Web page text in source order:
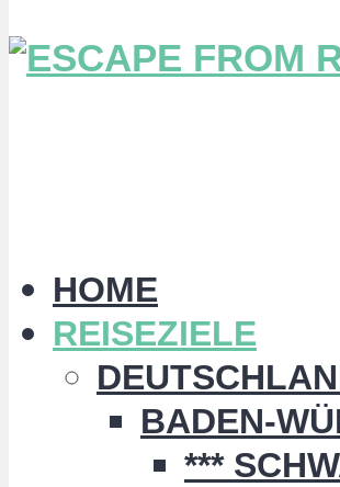
HOME
REISEZIELE
BADEN-
***